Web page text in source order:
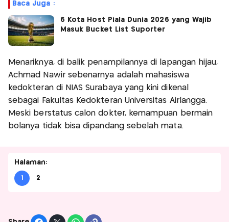
Baca Juga :
6 Kota Host Piala Dunia 2026 yang Wajib
Masuk Bucket List Suporter
Menariknya, di balik penampilannya di lapangan hijau,
Achmad Nawir sebenarnya adalah mahasiswa
kedokteran di NIAS Surabaya yang kini dikenal
sebagai Fakultas Kedokteran Universitas Airlangga.
Meski berstatus calon dokter, kemampuan bermain
bolanya tidak bisa dipandang sebelah mata.
Halaman:
1 2